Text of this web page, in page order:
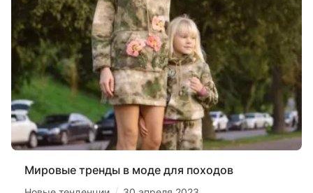
Мировые тренды в моде для походов